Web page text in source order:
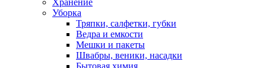
Хранение
Уборка
Тряпки, салфетки, губки
Ведра и емкости
Мешки и пакеты
Швабры, веники, насадки